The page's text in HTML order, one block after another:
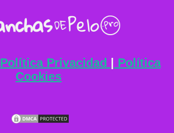
Política Privacidad
Política
Cookies